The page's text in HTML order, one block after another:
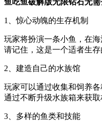
1、惊心动魄的生存机制
玩家将扮演一条小鱼，在
请记住，这是一个适者生
2、建造自己的水族馆
玩家可以通过收集和饲养
通过不断升级水族箱来获取
3、多样的鱼类和技能